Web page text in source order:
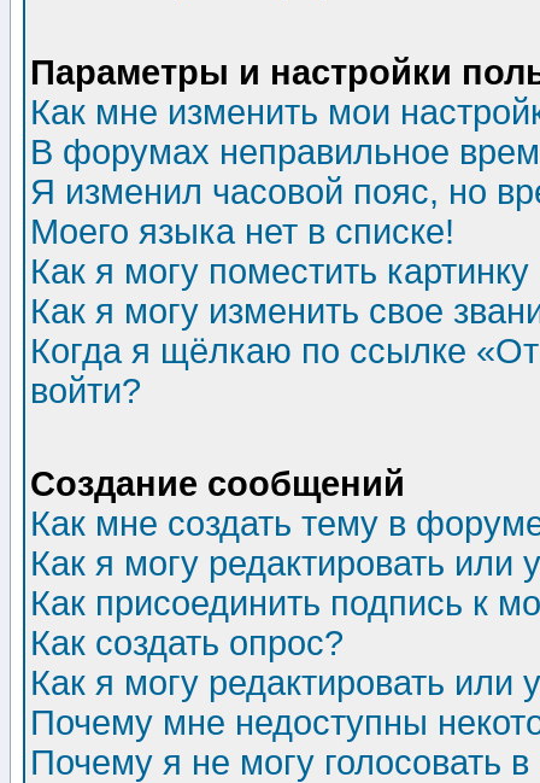
Параметры и настройки
Как мне изменить мои
В форумах неправильное
Я изменил часовой пояс, но
Моего языка нет в списке!
Как я могу поместить
Как я могу изменить свое
Когда я щёлкаю по ссылке
войти?
Создание сообщений
Как мне создать тему в
Как я могу редактировать или
Как присоединить подпись к
Как создать опрос?
Как я могу редактировать или
Почему мне недоступны
Почему я не могу голосовать